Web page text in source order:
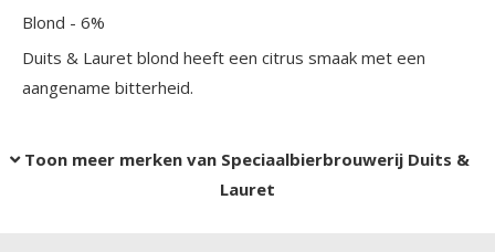
Blond - 6%
Duits & Lauret blond heeft een citrus smaak met een
aangename bitterheid.
Toon meer merken van Speciaalbierbrouwerij Duits &
Lauret